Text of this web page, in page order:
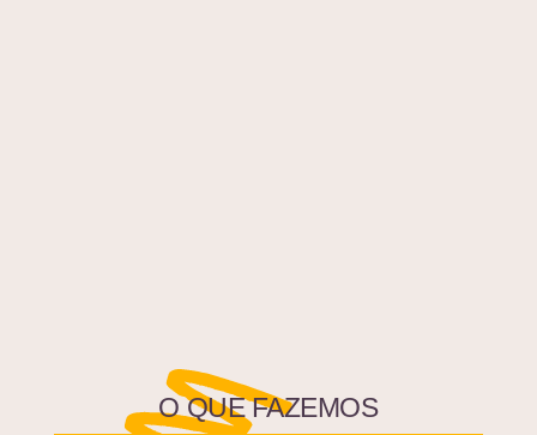
O QUE FAZEMOS